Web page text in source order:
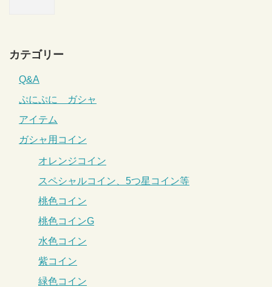
カテゴリー
Q&A
ぷにぷに ガシャ
アイテム
ガシャ用コイン
オレンジコイン
スペシャルコイン、5つ星コイン等
桃色コイン
桃色コインG
水色コイン
紫コイン
緑色コイン